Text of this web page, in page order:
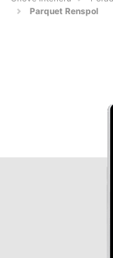
Parquet Renspol